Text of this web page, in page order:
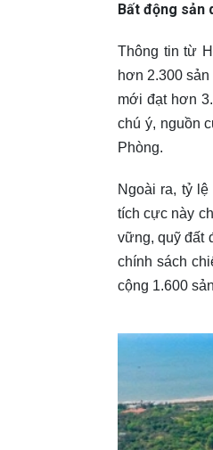
Bất động sản
Thông tin từ
hơn 2.300
mới đạt hơn
chú ý, nguồn
Phòng.
Ngoài ra, tỷ
tích cực này
vững, quỹ đất
chính sách
cộng 1.600